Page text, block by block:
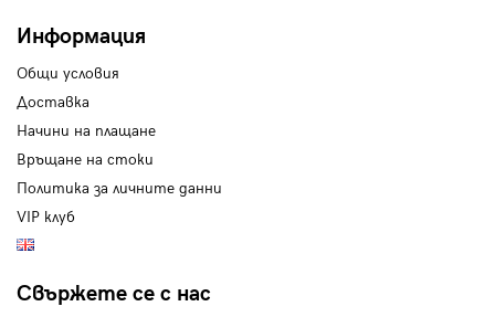
Информация
Общи условия
Доставка
Начини на плащане
Връщане на стоки
Политика за личните данни
VIP клуб
Свържете се с нас